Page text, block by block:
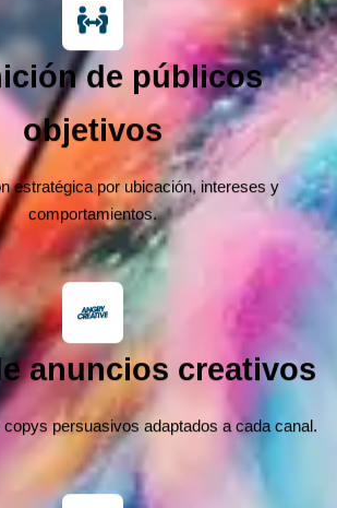
de públicos
objetivos
estratégica por ubicación, intereses y
comportamientos.
anuncios creativos
persuasivos adaptados a cada canal.